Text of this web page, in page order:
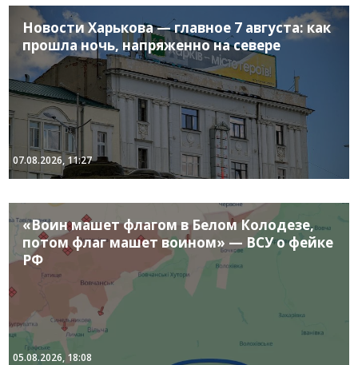
Новости Харькова — главное 7 августа: как
прошла ночь, напряженно на севере
07.08.2026, 11:27
«Воин машет флагом в Белом Колодезе,
потом флаг машет воином» — ВСУ о фейке
РФ
05.08.2026, 18:08